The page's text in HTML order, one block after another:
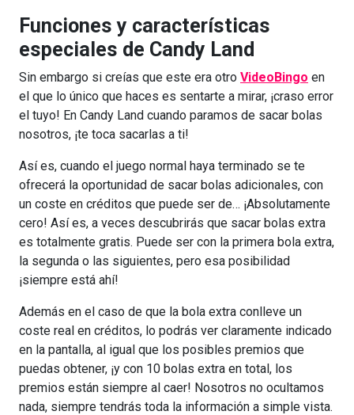
Funciones y características
especiales de Candy Land
Sin embargo si creías que este era otro VideoBingo en
el que lo único que haces es sentarte a mirar, ¡craso error
el tuyo! En Candy Land cuando paramos de sacar bolas
nosotros, ¡te toca sacarlas a ti!
Así es, cuando el juego normal haya terminado se te
ofrecerá la oportunidad de sacar bolas adicionales, con
un coste en créditos que puede ser de… ¡Absolutamente
cero! Así es, a veces descubrirás que sacar bolas extra
es totalmente gratis. Puede ser con la primera bola extra,
la segunda o las siguientes, pero esa posibilidad
¡siempre está ahí!
Además en el caso de que la bola extra conlleve un
coste real en créditos, lo podrás ver claramente indicado
en la pantalla, al igual que los posibles premios que
puedas obtener, ¡y con 10 bolas extra en total, los
premios están siempre al caer! Nosotros no ocultamos
nada, siempre tendrás toda la información a simple vista.